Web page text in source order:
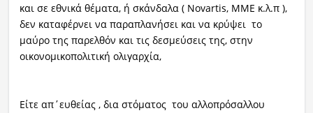
και σε εθνικά θέματα, ή σκάνδαλα ( Novartis, ΜΜΕ κ.λ.π ),
δεν καταφέρνει να παραπλανήσει και να κρύψει το
μαύρο της παρελθόν και τις δεσμεύσεις της, στην
οικονομικοπολιτική ολιγαρχία,
Είτε απ΄ευθείας , δια στόματος του αλλοπρόσαλλου